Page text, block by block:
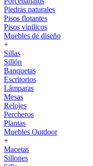
Piedras naturales
Pisos flotantes
Pisos vinilicos
Muebles de diseño
+
Sillas
Sillón
Banquetas
Escritorios
Lámparas
Mesas
Relojes
Percheros
Plantas
Muebles Outdoor
+
Macetas
Sillones